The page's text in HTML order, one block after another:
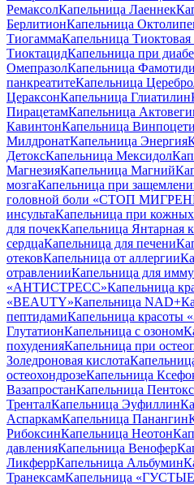
РемаксолКапельница Лаеннек
БерлитионКапельница
ТиогаммаКапельница Тиоктовая
ТиоктацидКапельница при
ОмепразолКапельница
панкреатитеКапельница
ЦераксонКапельница Глиатилин
ПирацетамКапельница
КавинтонКапельница
МилдронатКапельница Энергия
ДетоксКапельница Мексидол
МагнезияКапельница Магний
мозгаКапельница при
головной боли «СТОП
инсультаКапельница при кожных
для почекКапельница Янтарная
сердцаКапельница для печени
отековКапельница от аллергии
отравленииКапельница для
«АНТИСТРЕСС»Капельница
«BEAUTY»Капельница NAD+
пептидамиКапельница
ГлутатионКапельница с озоном
похуденияКапельница при
Золедроновая кислота
остеохондрозеКапельница
ВазапростанКапельница
ТренталКапельница Эуфиллин
АспаркамКапельница Панангин
РибоксинКапельница Неотон
давленияКапельница Венофер
ЛикферрКапельница Альбумин
ТранексамКапельница